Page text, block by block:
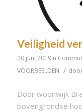
Veiligheid
20 juni 2019in
VOORBEELDEN /
Door woonwijk
bovengrondse